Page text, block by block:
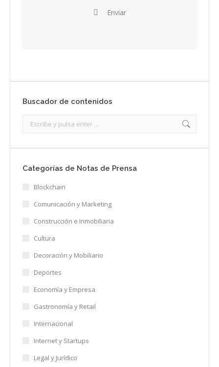
Enviar
Buscador de contenidos
Categorías de Notas de Prensa
Blockchain
Comunicación y Marketing
Construcción e Inmobiliaria
Cultura
Decoración y Mobiliario
Deportes
Economía y Empresa
Gastronomía y Retail
Internacional
Internet y Startups
Legal y Jurídico